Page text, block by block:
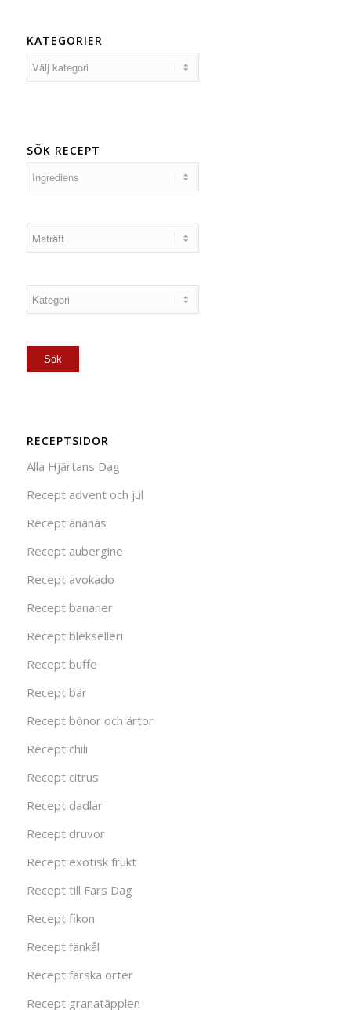
KATEGORIER
SÖK RECEPT
RECEPTSIDOR
Alla Hjärtans Dag
Recept advent och jul
Recept ananas
Recept aubergine
Recept avokado
Recept bananer
Recept blekselleri
Recept buffe
Recept bär
Recept bönor och ärtor
Recept chili
Recept citrus
Recept dadlar
Recept druvor
Recept exotisk frukt
Recept till Fars Dag
Recept fikon
Recept fänkål
Recept färska örter
Recept granatäpplen